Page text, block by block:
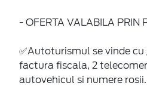
- OFERTA VALABILA PRIN
✅Autoturismul se vinde cu
factura fiscala, 2
autovehicul si numere rosii.